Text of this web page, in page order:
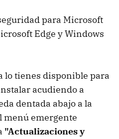
para Microsoft
Edge y Windows
lo tienes disponible para
acudiendo a
dentada abajo a la
menú emergente
"Actualizaciones y